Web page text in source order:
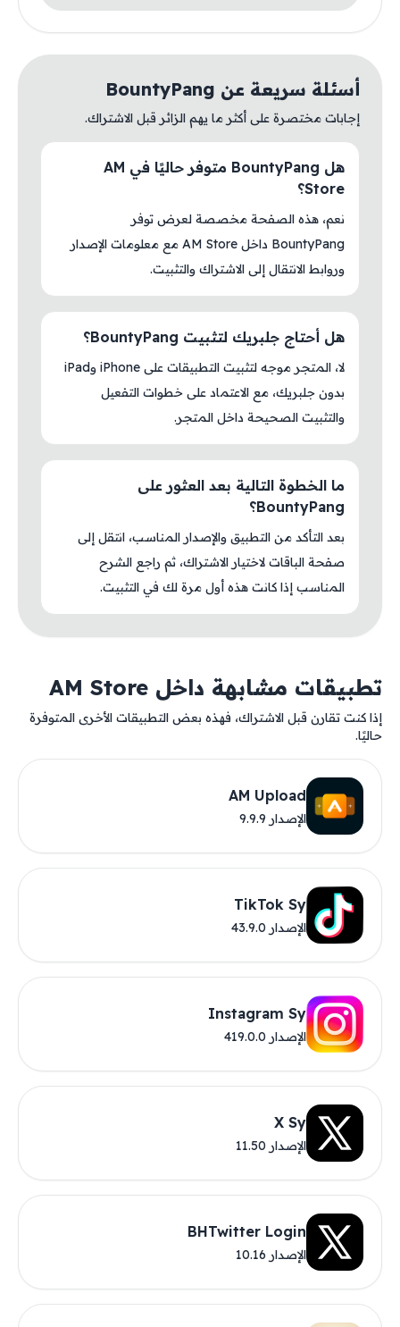
أسئلة سريعة عن BountyPang
إجابات مختصرة على أكثر ما يهم الزائر قبل الاشتراك.
هل BountyPang متوفر حاليًا في AM
Store؟
نعم، هذه الصفحة مخصصة لعرض توفر
BountyPang داخل AM Store مع معلومات الإصدار
وروابط الانتقال إلى الاشتراك والتثبيت.
هل أحتاج جلبريك لتثبيت BountyPang؟
لا، المتجر موجه لتثبيت التطبيقات على iPhone وiPad
بدون جلبريك، مع الاعتماد على خطوات التفعيل
والتثبيت الصحيحة داخل المتجر.
ما الخطوة التالية بعد العثور على
BountyPang؟
بعد التأكد من التطبيق والإصدار المناسب، انتقل إلى
صفحة الباقات لاختيار الاشتراك، ثم راجع الشرح
المناسب إذا كانت هذه أول مرة لك في التثبيت.
تطبيقات مشابهة داخل AM Store
إذا كنت تقارن قبل الاشتراك، فهذه بعض التطبيقات الأخرى المتوفرة
حاليًا.
AM Upload
الإصدار 9.9.9
TikTok Sy
الإصدار 43.9.0
Instagram Sy
الإصدار 419.0.0
X Sy
الإصدار 11.50
BHTwitter Login
الإصدار 10.16